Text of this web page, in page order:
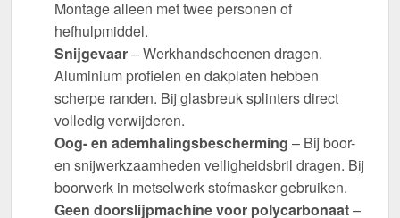
Montage alleen met twee personen of
hefhulpmiddel.
Snijgevaar– Werkhandschoenen dragen.
Aluminium profielen en dakplaten hebben
scherpe randen. Bij glasbreuk splinters direct
volledig verwijderen.
Oog- en ademhalingsbescherming – Bij boor-
en snijwerkzaamheden veiligheidsbril dragen. Bij
boorwerk in metselwerk stofmasker gebruiken.
Geen doorslijpmachine voor polycarbonaat–